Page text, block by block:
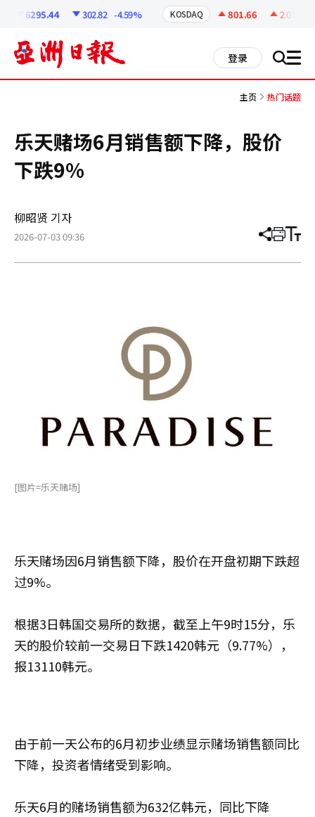
6295.44 302.82 -4.59% KOSDAQ 801.66 2.07
登录 搜 all
主页 热门话题
乐天赌场6月销售额下降，股价
下跌9%
柳昭贤 기자
2026-07-03 09:36 分
章
打 调
小
[图片=乐天赌场]
乐天赌场因6月销售额下降，股价在开盘初期下跌超
过9%。
根据3日韩国交易所的数据，截至上午9时15分，乐
天的股价较前一交易日下跌1420韩元（9.77%），
报13110韩元。
由于前一天公布的6月初步业绩显示赌场销售额同比
下降，投资者情绪受到影响。
乐天6月的赌场销售额为632亿韩元，同比下降